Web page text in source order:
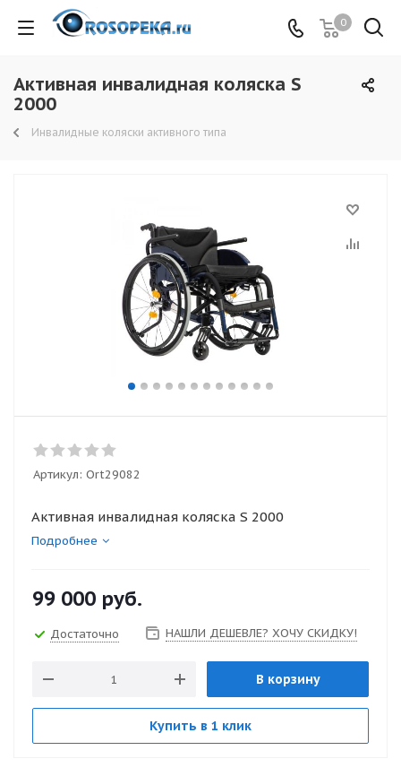
0
Активная инвалидная коляска S
2000
Инвалидные коляски активного типа
Артикул: Ort29082
Активная инвалидная коляска S 2000
Подробнее
99 000 руб.
Достаточно НАШЛИ ДЕШЕВЛЕ? ХОЧУ СКИДКУ!
В корзину
Купить в 1 клик